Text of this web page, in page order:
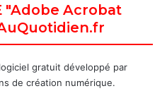
"Adobe Acrobat
gratuit développé par
de création numérique.